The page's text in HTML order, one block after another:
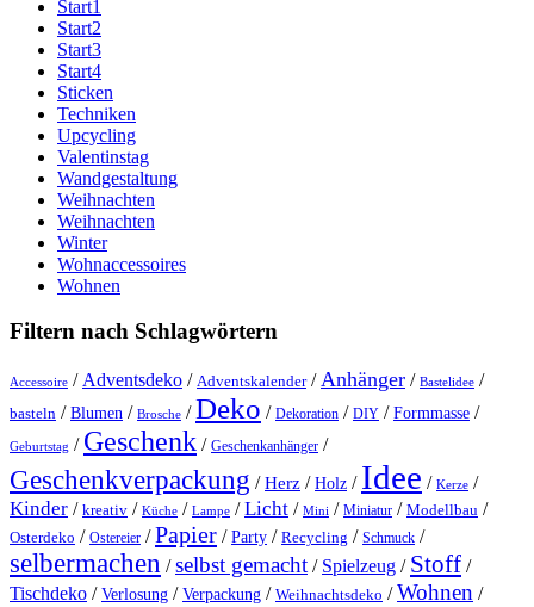
Start1
Start2
Start3
Start4
Sticken
Techniken
Upcycling
Valentinstag
Wandgestaltung
Weihnachten
Weihnachten
Winter
Wohnaccessoires
Wohnen
Filtern nach Schlagwörtern
Accessoire / Adventsdeko / Adventskalender/Anhänger / Bastelidee /
basteln /Blumen / Brosche /Deko / Dekoration / DIY /Formmasse /
Geburtstag / Geschenk / Geschenkanhänger /
Geschenkverpackung /Herz /Holz / Idee / Kerze /
Kinder / kreativ / Küche / Lampe /Licht / Mini / Miniatur / Modellbau /
Osterdeko / Ostereier /Papier /Party / Recycling / Schmuck /
selbermachen /selbst gemacht / Spielzeug / Stoff /
Tischdeko /Verlosung /Verpackung / Weihnachtsdeko /Wohnen /